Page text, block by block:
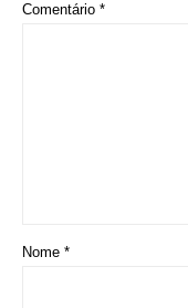
Comentário *
Nome *